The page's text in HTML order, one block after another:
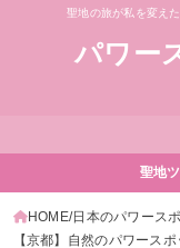
聖地の旅が私を変え
パワー
聖地
HOME 日本のパワース
【京都】自然のパワース